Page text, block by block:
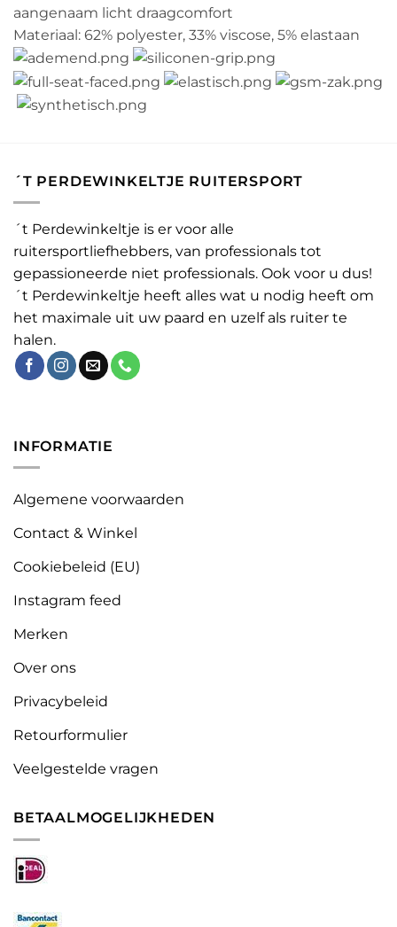
aangenaam licht draagcomfort
Materiaal: 62% polyester, 33% viscose, 5% elastaan
´T PERDEWINKELTJE RUITERSPORT
´t Perdewinkeltje is er voor alle
ruitersportliefhebbers, van professionals tot
gepassioneerde niet professionals. Ook voor u dus!
´t Perdewinkeltje heeft alles wat u nodig heeft om
het maximale uit uw paard en uzelf als ruiter te
halen.
INFORMATIE
Algemene voorwaarden
Contact & Winkel
Cookiebeleid (EU)
Instagram feed
Merken
Over ons
Privacybeleid
Retourformulier
Veelgestelde vragen
BETAALMOGELIJKHEDEN